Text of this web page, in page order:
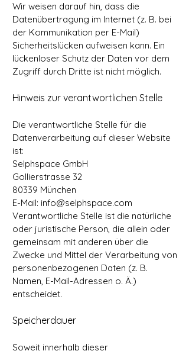
Wir weisen darauf hin, dass die
Datenübertragung im Internet (z. B. bei
der Kommunikation per E-Mail)
Sicherheitslücken aufweisen kann. Ein
lückenloser Schutz der Daten vor dem
Zugriff durch Dritte ist nicht möglich.
Hinweis zur verantwortlichen Stelle
Die verantwortliche Stelle für die
Datenverarbeitung auf dieser Website
ist:
Selphspace GmbH
Gollierstrasse 32
80339 München
E-Mail: info@selphspace.com
Verantwortliche Stelle ist die natürliche
oder juristische Person, die allein oder
gemeinsam mit anderen über die
Zwecke und Mittel der Verarbeitung von
personenbezogenen Daten (z. B.
Namen, E-Mail-Adressen o. Ä.)
entscheidet.
Speicherdauer
Soweit innerhalb dieser